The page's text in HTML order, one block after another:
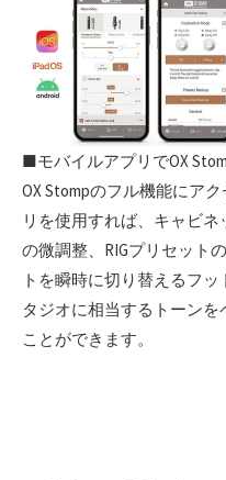
■モバイルアプリでOX
OX Stompのフル機能にア
リを使用すれば、キャビ
の微調整、RIGプリセット
トを瞬時に切り替えるフ
タジオに相当するトーン
ことができます。